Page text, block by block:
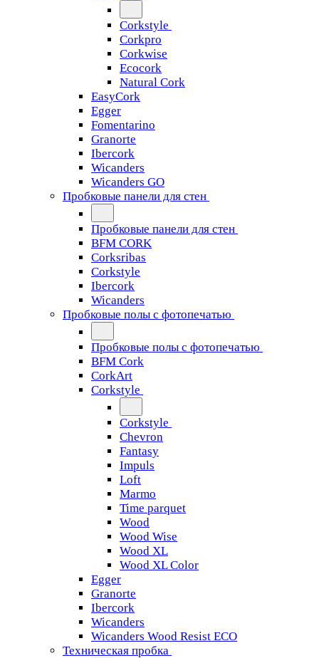
Corkstyle
Corkpro
Corkwise
Ecocork
Natural Cork
EasyCork
Egger
Fomentarino
Granorte
Ibercork
Wicanders
Wicanders GO
Пробковые панели для стен
Пробковые панели для стен
BFM CORK
Corksribas
Corkstyle
Ibercork
Wicanders
Пробковые полы с фотопечатью
Пробковые полы с фотопечатью
BFM Cork
CorkArt
Corkstyle
Corkstyle
Chevron
Fantasy
Impuls
Loft
Marmo
Time parquet
Wood
Wood Wise
Wood XL
Wood XL Color
Egger
Granorte
Ibercork
Wicanders
Wicanders Wood Resist ECO
Техническая пробка